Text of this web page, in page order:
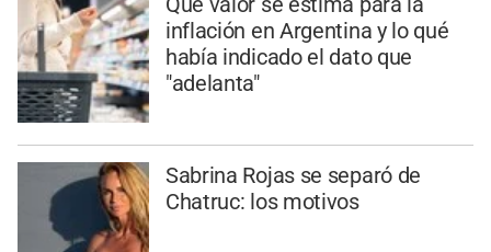
inflación en Argentina y lo qué
había indicado el dato que
"adelanta"
Sabrina Rojas se separó de
Chatruc: los motivos